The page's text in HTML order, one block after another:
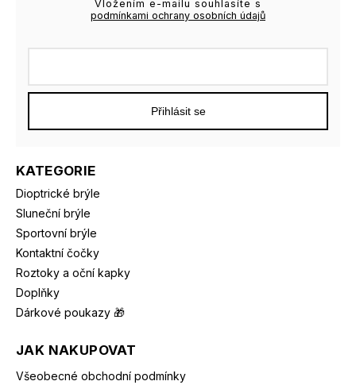
KATEGORIE
Dioptrické brýle
Sluneční brýle
Sportovní brýle
Kontaktní čočky
Roztoky a oční kapky
Doplňky
Dárkové poukazy 🎁
JAK NAKUPOVAT
Všeobecné obchodní podmínky
Vložením e-mailu souhlasíte s
podmínkami ochrany osobních údajů
Přihlásit se